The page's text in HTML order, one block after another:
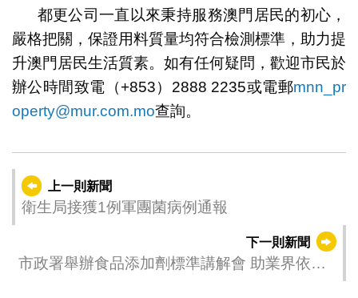
都更公司一直以來秉持服務澳門居民的初心，
嚴格把關，保證用料質量均符合檢測標準，助力提
升澳門居民生活質素。如有任何疑問，歡迎市民於
辦公時間致電（+853）2888 2235或電郵mnn_pr
operty@mur.com.mo查詢。
上一則新聞
衛生局接獲1例軍團菌病例通報
下一則新聞
市政署舉辦食品添加劑標準講解會 助業界依法